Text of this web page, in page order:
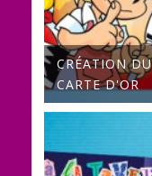
CRÉATION
CARTE D'OR